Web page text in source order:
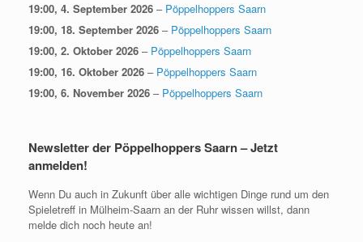
19:00, 4. September 2026 – Pöppelhoppers Saarn
19:00, 18. September 2026 – Pöppelhoppers Saarn
19:00, 2. Oktober 2026 – Pöppelhoppers Saarn
19:00, 16. Oktober 2026 – Pöppelhoppers Saarn
19:00, 6. November 2026 – Pöppelhoppers Saarn
Newsletter der Pöppelhoppers Saarn – Jetzt
anmelden!
Wenn Du auch in Zukunft über alle wichtigen Dinge rund um den
Spieletreff in Mülheim-Saarn an der Ruhr wissen willst, dann
melde dich noch heute an!